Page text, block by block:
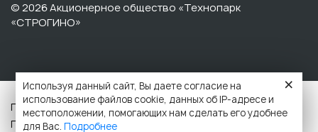
© 2026 Акционерное общество «Технопарк
«СТРОГИНО»‎‎
Политика обработки персональных данных данных
Противодействие коррупции
Используя данный сайт, Вы даете согласие на
использование файлов cookie, данных об IP-адресе и
местоположении, помогающих нам сделать его удобнее
для Вас.Подробнее
×